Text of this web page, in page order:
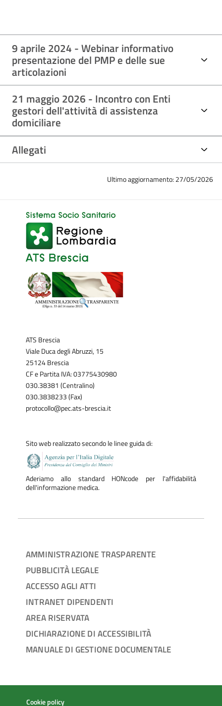
9 aprile 2024 - Webinar informativo
presentazione del PMP e delle sue
articolazioni
21 maggio 2026 - Incontro con Enti
gestori dell'attività di assistenza
domiciliare
Allegati
Ultimo aggiornamento: 27/05/2026
ATS Brescia
Viale Duca degli Abruzzi, 15
25124 Brescia
CF e Partita IVA: 03775430980
030.38381 (Centralino)
030.3838233 (Fax)
protocollo@pec.ats-brescia.it
Sito web realizzato secondo le linee guida di:
Aderiamo allo standard HONcode per l'affidabilità
dell'informazione medica.
AMMINISTRAZIONE TRASPARENTE
PUBBLICITÀ LEGALE
ACCESSO AGLI ATTI
INTRANET DIPENDENTI
AREA RISERVATA
DICHIARAZIONE DI ACCESSIBILITÀ
MANUALE DI GESTIONE DOCUMENTALE
Cookie policy